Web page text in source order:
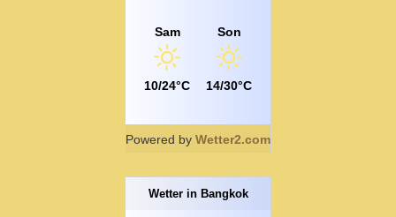
Sam
10/24°C
Son
14/30°C
Powered by Wetter2.com
Wetter in Bangkok